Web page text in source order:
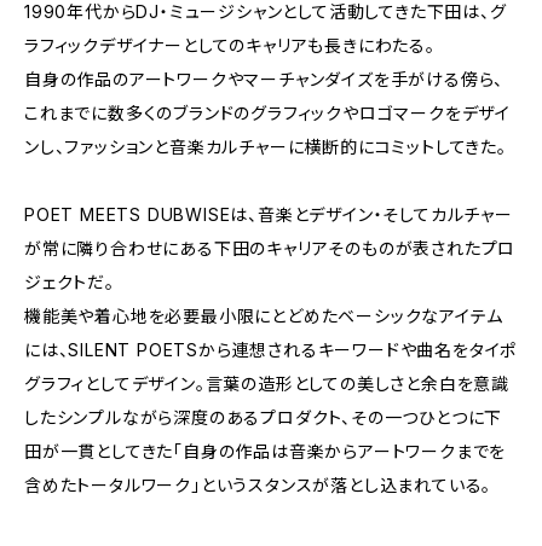
1990年代からDJ・ミュージシャンとして活動してきた下田は、グ
ラフィックデザイナーとしてのキャリアも長きにわたる。
自身の作品のアートワークやマーチャンダイズを手がける傍ら、
これまでに数多くのブランドのグラフィックやロゴマークをデザイ
ンし、ファッションと音楽カルチャーに横断的にコミットしてきた。
POET MEETS DUBWISEは、音楽とデザイン・そしてカルチャー
が常に隣り合わせにある下田のキャリアそのものが表されたプロ
ジェクトだ。
機能美や着心地を必要最小限にとどめたベーシックなアイテム
には、SILENT POETSから連想されるキーワードや曲名をタイポ
グラフィとしてデザイン。言葉の造形としての美しさと余白を意識
したシンプルながら深度のあるプロダクト、その一つひとつに下
田が一貫としてきた「自身の作品は音楽からアートワークまでを
含めたトータルワーク」というスタンスが落とし込まれている。